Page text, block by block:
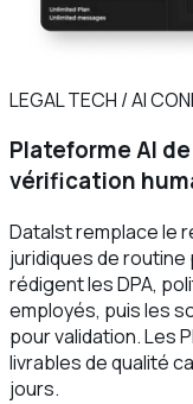
LEGAL TECH / AI
Plateforme AI
vérification
DataIst remplace le
juridiques de routine
rédigent les DPA,
employés, puis les
pour validation. Les
livrables de qualité
jours.